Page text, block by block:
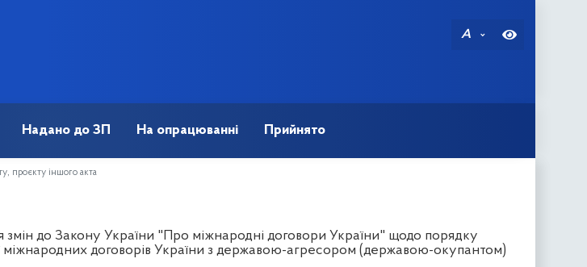
A
Надано до ЗП На опрацюванні Прийнято
проєкту іншого акта
до Закону України "Про міжнародні договори України" щодо порядку
міжнародних договорів України з державою-агресором (державою-окупантом)